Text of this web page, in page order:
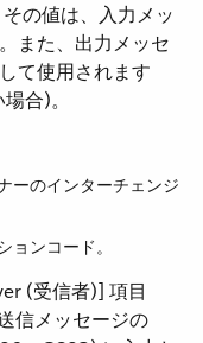
の値は、入力メッ
また、出力メッセ
て使用されます
合)。
ーのインターチェンジ
ンコード。
(受信者)] 項目
信メッセージの